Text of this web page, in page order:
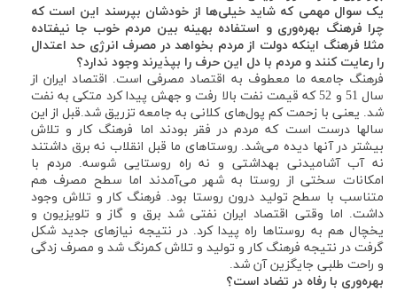
یک سوال مهمی که شاید خیلی‌ها از خودشان بپرسند این است که
چرا فرهنگ بهره‌وری و استفاده بهینه بین مردم خوب جا نیفتاده
مثلا فرهنگ اینکه دولت از مردم بخواهد در مصرف انرژی حد اعتدال
را رعایت کنند و مردم با دل این حرف را بپذیرند وجود ندارد؟
فرهنگ جامعه ما معطوف به اقتصاد مصرفی است. اقتصاد ایران از
سال 51 و 52 که قیمت نفت بالا رفت و جهش پیدا کرد متکی به نفت
شد. یعنی با زحمت کم پول‌های کلانی به جامعه تزریق شد.قبل از این
سالها درست است که مردم در فقر بودند اما فرهنگ کار و تلاش
بیشتر در آنها دیده می‌شد. روستاهای ما قبل انقلاب نه برق داشتند
نه آب آشامیدنی بهداشتی و نه راه روستایی شوسه. مردم با
امکانات سختی از روستا به شهر می‌آمدند اما سطح مصرف هم
متناسب با سطح تولید درون روستا بود. فرهنگ کار و تلاش وجود
داشت. اما وقتی اقتصاد ایران نفتی شد برق و گاز و تلویزیون و
یخچال هم به روستاها راه پیدا کرد. در نتیجه نیازهای جدید شکل
گرفت در نتیجه فرهنگ کار و تولید و تلاش کمرنگ شد و مصرف زدگی
و راحت طلبی جایگزین آن شد.
بهره‌وری با رفاه در تضاد است؟